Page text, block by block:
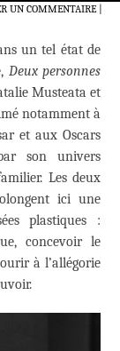
UN COMMENTAIRE|
un tel état de
Deux personnes
Musteata et
notamment à
et aux Oscars
son univers
Les deux
ici une
plastiques :
concevoir le
à l’allégorie